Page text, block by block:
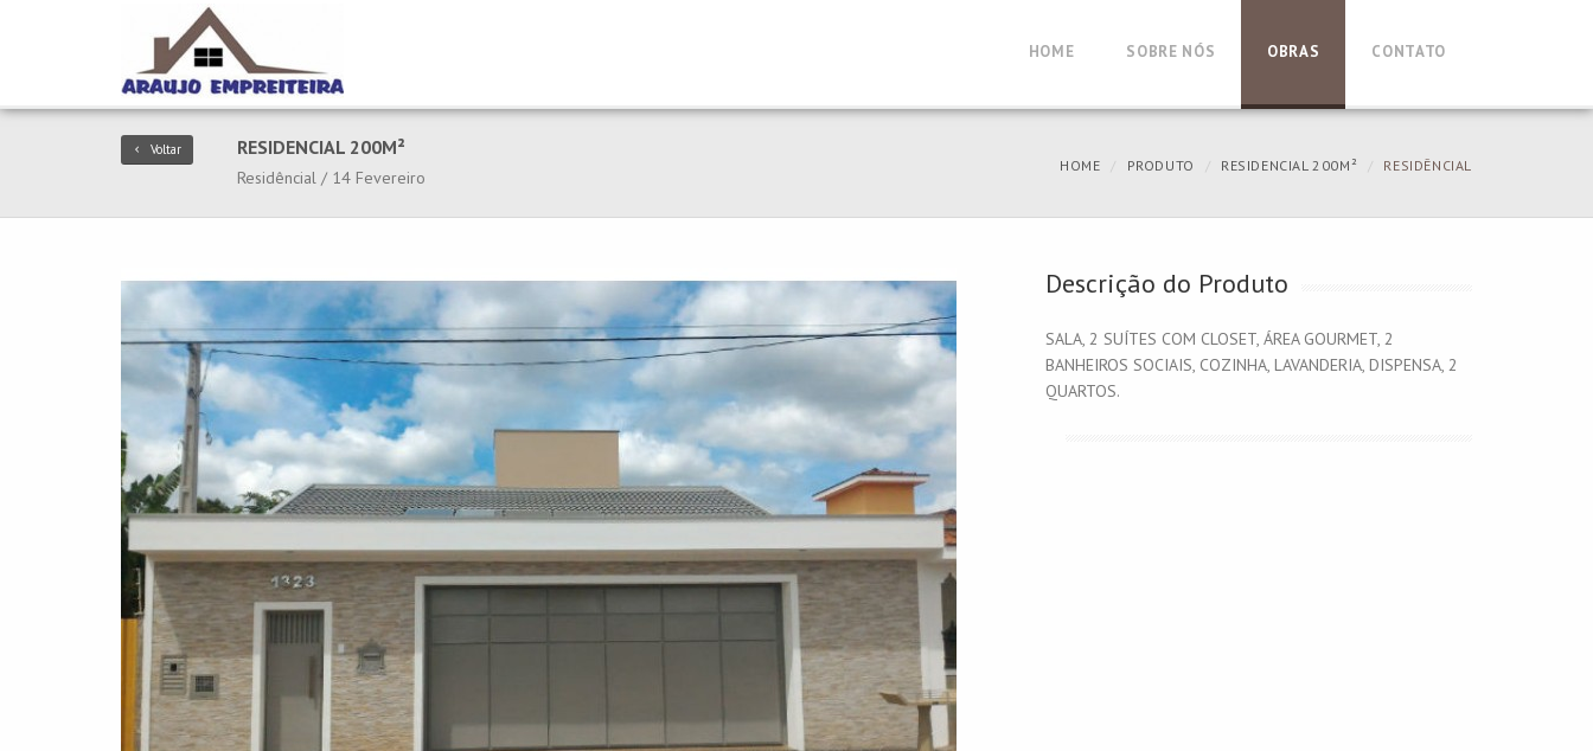
HOME SOBRE NÓS OBRAS CONTATO
Voltar RESIDENCIAL 200M²
Residêncial / 14 Fevereiro
HOME PRODUTO RESIDENCIAL 200M² RESIDÊNCIAL
Descrição do Produto
SALA, 2 SUÍTES COM CLOSET, ÁREA GOURMET, 2
BANHEIROS SOCIAIS, COZINHA, LAVANDERIA, DISPENSA, 2
QUARTOS.